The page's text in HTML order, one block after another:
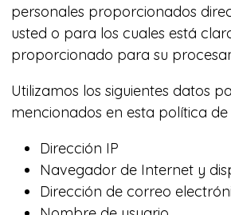
personales proporcionados
usted o para los cuales está
proporcionado para su
Utilizamos los siguientes datos
mencionados en esta política
Dirección IP
Navegador de Internet y
Dirección de correo